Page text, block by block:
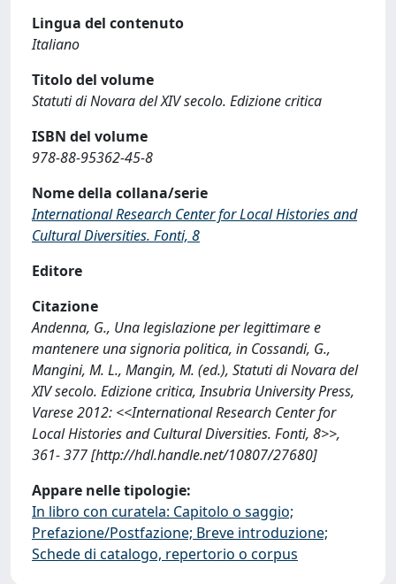
Lingua del contenuto
Italiano
Titolo del volume
Statuti di Novara del XIV secolo. Edizione critica
ISBN del volume
978-88-95362-45-8
Nome della collana/serie
International Research Center for Local Histories and
Cultural Diversities. Fonti, 8
Editore
Citazione
Andenna, G., Una legislazione per legittimare e
mantenere una signoria politica, in Cossandi, G.,
Mangini, M. L., Mangin, M. (ed.), Statuti di Novara del
XIV secolo. Edizione critica, Insubria University Press,
Varese 2012: <<International Research Center for
Local Histories and Cultural Diversities. Fonti, 8>>,
361- 377 [http://hdl.handle.net/10807/27680]
Appare nelle tipologie:
In libro con curatela: Capitolo o saggio;
Prefazione/Postfazione; Breve introduzione;
Schede di catalogo, repertorio o corpus